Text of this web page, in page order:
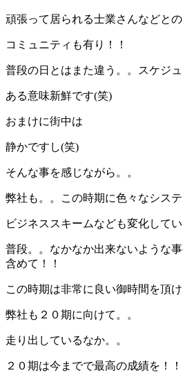
頑張って居られる士業さんなどとの
コミュニティも有り！！
普段の日とはまた違う。。スケジュ
ある意味新鮮です(笑)
おまけに街中は
静かですし(笑)
そんな事を感じながら。。
弊社も。。この時期に色々なシス
ビジネススキームなども変化して
普段。。なかなか出来ないような
含めて！！
この時期は非常に良い御時間を頂
弊社も２０期に向けて。。
走り出しているなか。。
２０期は今までで最高の成績を！！